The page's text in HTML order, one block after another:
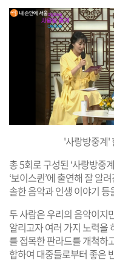
'사랑방중계'
총 5회로 구성된 ‘사랑방중
‘보이스퀸’에 출연해 잘 알
솔한 음악과 인생 이야기
두 사람은 우리의 음악이지
알리고자 여러 가지 노력을
를 접목한 판라드를 개척하
합하여 대중들로부터 좋은